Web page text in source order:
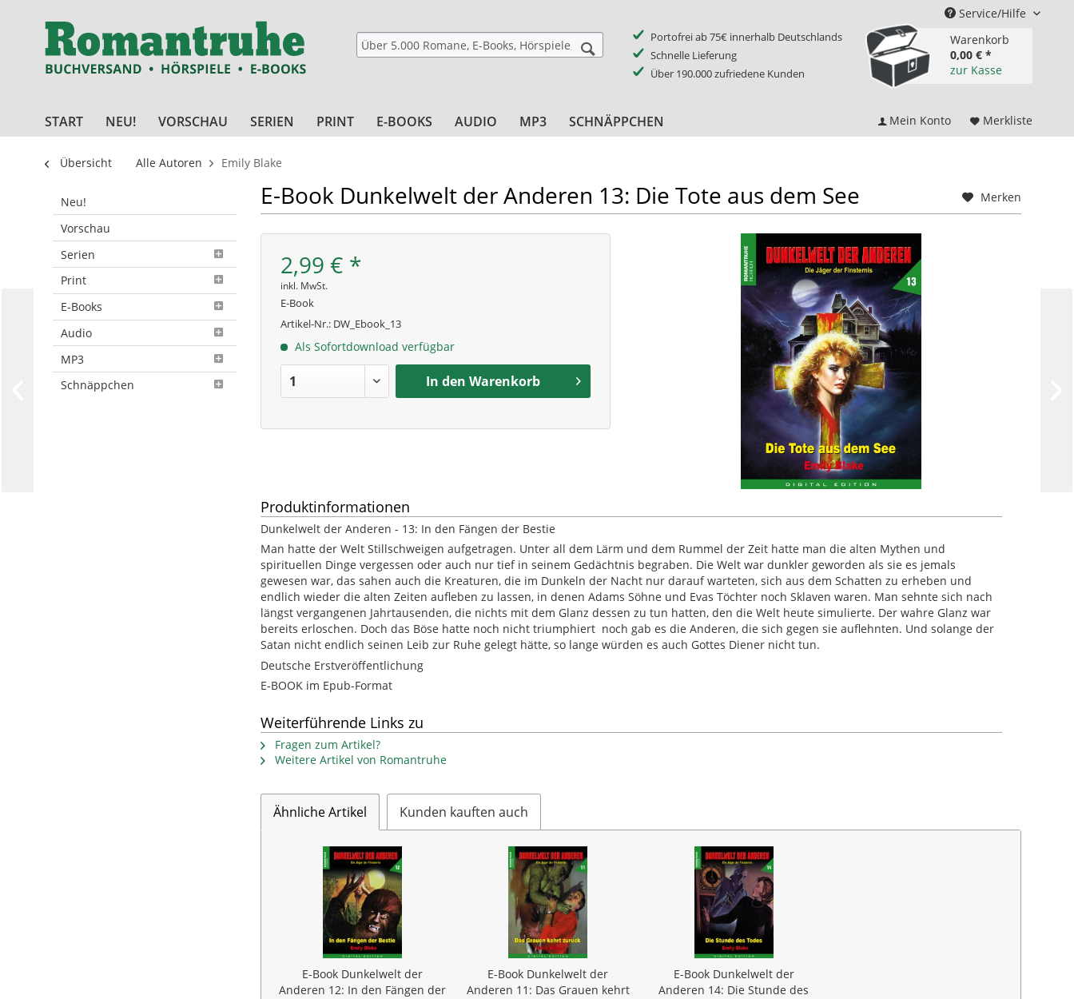
Service/Hilfe
Portofrei ab 75€ innerhalb Deutschlands
Schnelle Lieferung
Über 190.000 zufriedene Kunden
Warenkorb
0,00 € *
zur Kasse
START NEU! VORSCHAU SERIEN PRINT E-BOOKS AUDIO MP3 SCHNÄPPCHEN Mein Konto Merkliste
Übersicht Alle Autoren Emily Blake
Neu!
Vorschau
Serien
Print
E-Books
Audio
MP3
Schnäppchen
Merken
E-Book Dunkelwelt der Anderen 13: Die Tote aus dem See
2,99 € *
inkl. MwSt.
E-Book
Artikel-Nr.: DW_Ebook_13
Als Sofortdownload verfügbar
In den Warenkorb
Produktinformationen
Dunkelwelt der Anderen - 13: In den Fängen der Bestie
Man hatte der Welt Stillschweigen aufgetragen. Unter all dem Lärm und dem Rummel der Zeit hatte man die alten Mythen und
spirituellen Dinge vergessen oder auch nur tief in seinem Gedächtnis begraben. Die Welt war dunkler geworden als sie es jemals
gewesen war, das sahen auch die Kreaturen, die im Dunkeln der Nacht nur darauf warteten, sich aus dem Schatten zu erheben und
endlich wieder die alten Zeiten aufleben zu lassen, in denen Adams Söhne und Evas Töchter noch Sklaven waren. Man sehnte sich nach
längst vergangenen Jahrtausenden, die nichts mit dem Glanz dessen zu tun hatten, den die Welt heute simulierte. Der wahre Glanz war
bereits erloschen. Doch das Böse hatte noch nicht triumphiert  noch gab es die Anderen, die sich gegen sie auflehnten. Und solange der
Satan nicht endlich seinen Leib zur Ruhe gelegt hätte, so lange würden es auch Gottes Diener nicht tun.
Deutsche Erstveröffentlichung
E-BOOK im Epub-Format
Weiterführende Links zu
Fragen zum Artikel?
Weitere Artikel von Romantruhe
Ähnliche Artikel Kunden kauften auch
E-Book Dunkelwelt der
Anderen 12: In den Fängen der
E-Book Dunkelwelt der
Anderen 11: Das Grauen kehrt
E-Book Dunkelwelt der
Anderen 14: Die Stunde des